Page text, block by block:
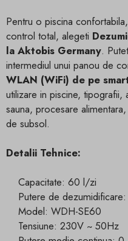
Pentru o piscina
control total, alegeti
la Aktobis Germany.
intermediul unui panou de
WLAN (WiFi) de pe
utilizare in piscine, tipografii,
sauna, procesare
de subsol.
Detalii Tehnice:
Capacitate: 60 l/zi
Putere de
Model: WDH-SE60
Tensiune: 230V ~ 50Hz